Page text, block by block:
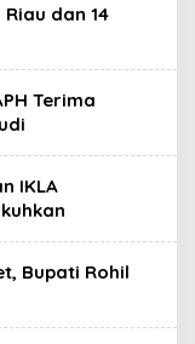
dan 14
Terima
IKLA
Bupati Rohil